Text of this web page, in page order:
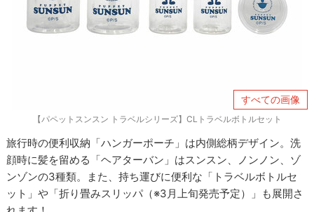
すべての画像
【パペットスンスン トラベルシリーズ】CLトラベルボトルセット
旅行時の便利収納「ハンガーポーチ」は内側総柄デザイン。洗
顔時に髪を留める「ヘアターバン」はスンスン、ノンノン、ゾ
ンゾンの3種類。また、持ち運びに便利な「トラベルボトルセ
ット」や「折り畳みスリッパ（※3月上旬発売予定）」も展開さ